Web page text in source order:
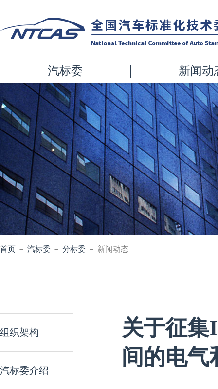
汽标委 新闻动
首页 － 汽标委 － 分标委 － 新闻动态
组织架构
汽标委介绍
关于征集
间的电气